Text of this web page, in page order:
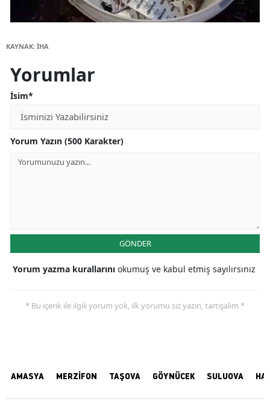
KAYNAK: İHA
Yorumlar
İsim*
Yorum Yazın (500 Karakter)
GÖNDER
Yorum yazma kurallarını okumuş ve kabul etmiş sayılırsınız
* Bu içerik ile ilgili yorum yok, ilk yorumu siz yazın, tartışalım *
AMASYA MERZİFON TAŞOVA GÖYNÜCEK SULUOVA